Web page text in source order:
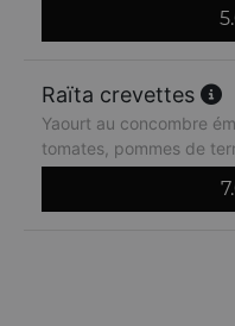
Raïta crevettes
Yaourt au concombre
tomates, pommes de